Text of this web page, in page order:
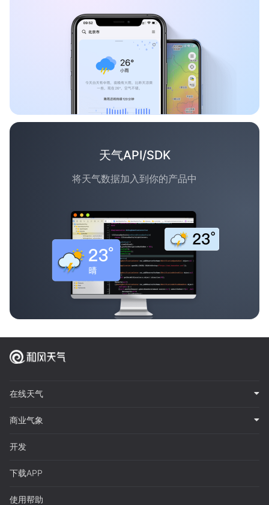
天气API/SDK
将天气数据加入到你的产品中
在线天气
商业气象
开发
下载APP
使用帮助